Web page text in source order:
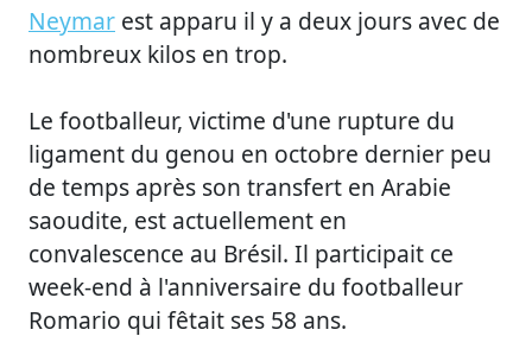
Neymar est apparu il y a deux jours avec de
nombreux kilos en trop.
Le footballeur, victime d'une rupture du
ligament du genou en octobre dernier peu
de temps après son transfert en Arabie
saoudite, est actuellement en
convalescence au Brésil. Il participait ce
week-end à l'anniversaire du footballeur
Romario qui fêtait ses 58 ans.